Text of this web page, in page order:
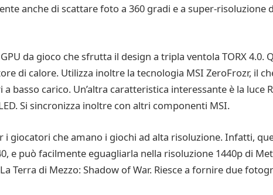
anche di scattare foto a 360 gradi e a super-risoluzione
da gioco che sfrutta il design a tripla ventola TORX 4.0.
di calore. Utilizza inoltre la tecnologia MSI ZeroFrozr, il
basso carico. Un’altra caratteristica interessante è la luce
Si sincronizza inoltre con altri componenti MSI.
i giocatori che amano i giochi ad alta risoluzione. Infatti,
e può facilmente eguagliarla nella risoluzione 1440p di
Terra di Mezzo: Shadow of War. Riesce a fornire due